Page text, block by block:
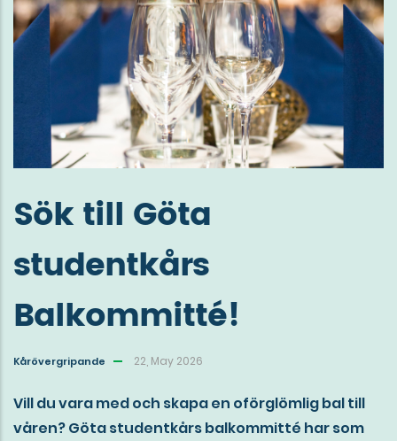
Sök till Göta
studentkårs
Balkommitté!
Kårövergripande 22, May 2026
Vill du vara med och skapa en oförglömlig bal till
våren? Göta studentkårs balkommitté har som